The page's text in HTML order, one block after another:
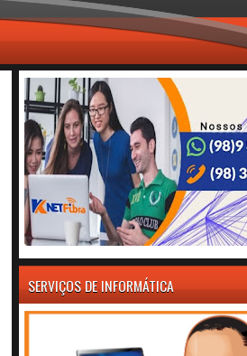
SERVIÇOS DE INFORMÁTICA